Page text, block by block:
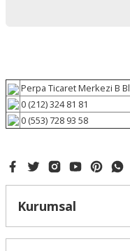
Perpa Ticaret Merkezi B
0 (212) 324 81 81
0 (553) 728 93 58
Kurumsal